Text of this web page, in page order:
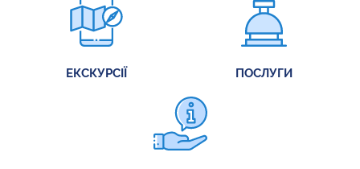
ЕКСКУРСІЇ ПОСЛУГИ